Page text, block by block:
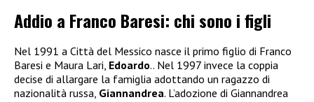
Addio a Franco Baresi: chi sono i figli
Nel 1991 a Città del Messico nasce il primo figlio di Franco
Baresi e Maura Lari, Edoardo.. Nel 1997 invece la coppia
decise di allargare la famiglia adottando un ragazzo di
nazionalità russa, Giannandrea. L’adozione di Giannandrea